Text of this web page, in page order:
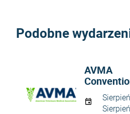
Podobne
AVMA